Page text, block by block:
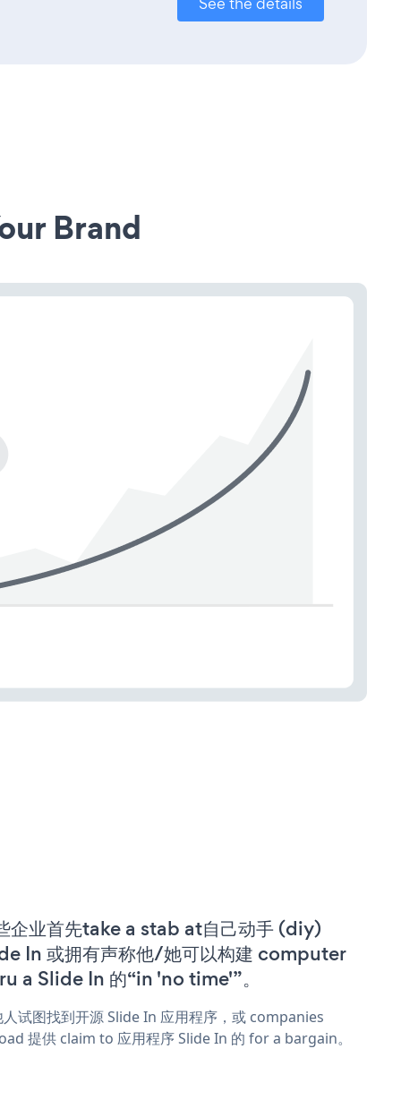
Brand
企业首先take a stab at自己动手 (diy)
In 或拥有声称他/她可以构建 computer
a Slide In 的“in 'no time'”。
人试图找到开源 Slide In 应用程序，或 companies
提供 claim to 应用程序 Slide In 的 for a bargain。